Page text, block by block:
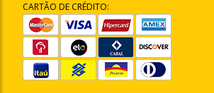
CARTÃO DE CRÉDITO: